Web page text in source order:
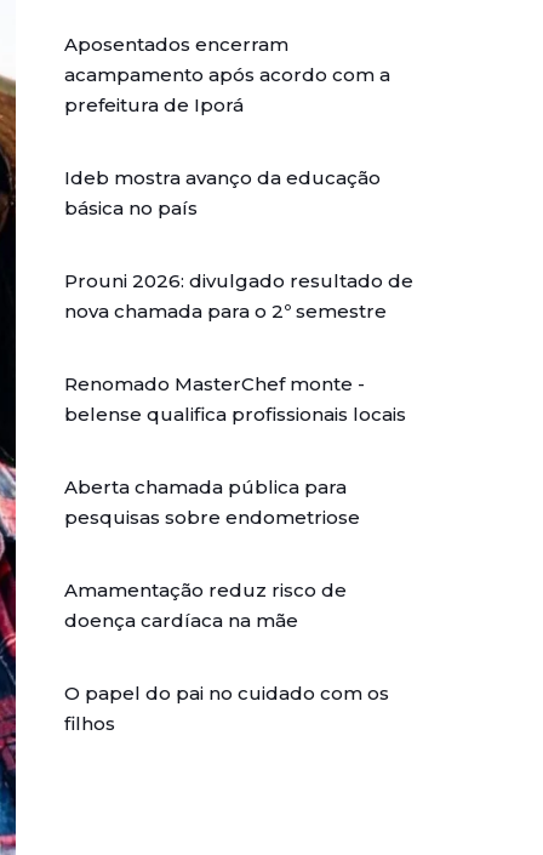
Aposentados encerram
acampamento após acordo com a
prefeitura de Iporá
Ideb mostra avanço da educação
básica no país
Prouni 2026: divulgado resultado de
nova chamada para o 2º semestre
Renomado MasterChef monte -
belense qualifica profissionais locais
Aberta chamada pública para
pesquisas sobre endometriose
Amamentação reduz risco de
doença cardíaca na mãe
O papel do pai no cuidado com os
filhos